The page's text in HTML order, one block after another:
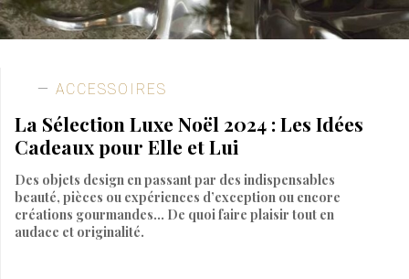
ACCESSOIRES
La Sélection Luxe Noël 2024 : Les Idées
Cadeaux pour Elle et Lui
Des objets design en passant par des indispensables
beauté, pièces ou expériences d’exception ou encore
créations gourmandes… De quoi faire plaisir tout en
audace et originalité.